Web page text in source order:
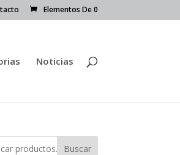
Elementos De 0
Noticias
Buscar